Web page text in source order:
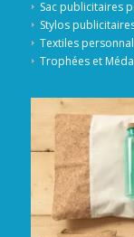
Sac publicitaires
Stylos
Textiles
Trophées et